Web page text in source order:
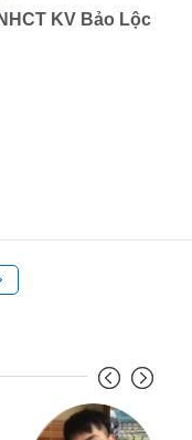
KV Bảo Lộc